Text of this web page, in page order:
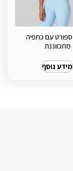
ספורט עם כתפיה
מתכווננת
מידע נוסף